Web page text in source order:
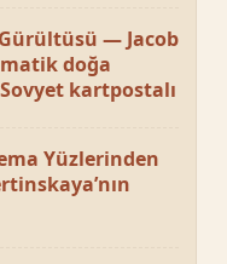
— Jacob
doğa
kartpostalı
Yüzlerinden